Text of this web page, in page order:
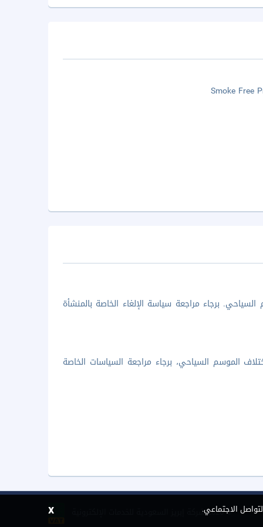
Smoke Free
برجاء مراجعة سياسة الإلغاء الخاصة بالمنشأة
الموسم السياحي، برجاء مراجعة السياسات الخاصة
©2026 شركة إبريز السعودية للخدمات الإلكترونية
الاجتماعي.
x